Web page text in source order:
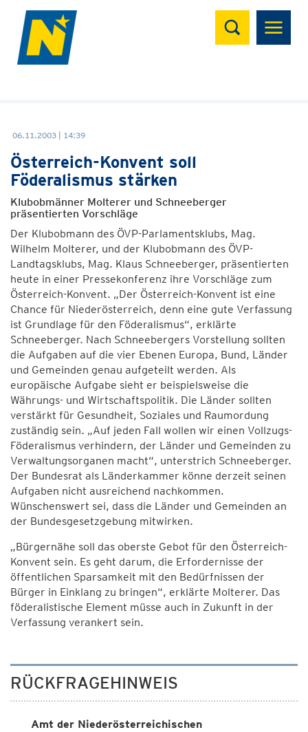
Suchen
06.11.2003 | 14:39
Österreich-Konvent soll
Föderalismus stärken
Klubobmänner Molterer und Schneeberger
präsentierten Vorschläge
Der Klubobmann des ÖVP-Parlamentsklubs, Mag.
Wilhelm Molterer, und der Klubobmann des ÖVP-
Landtagsklubs, Mag. Klaus Schneeberger, präsentierten
heute in einer Pressekonferenz ihre Vorschläge zum
Österreich-Konvent. „Der Österreich-Konvent ist eine
Chance für Niederösterreich, denn eine gute Verfassung
ist Grundlage für den Föderalismus“, erklärte
Schneeberger. Nach Schneebergers Vorstellung sollten
die Aufgaben auf die vier Ebenen Europa, Bund, Länder
und Gemeinden genau aufgeteilt werden. Als
europäische Aufgabe sieht er beispielsweise die
Währungs- und Wirtschaftspolitik. Die Länder sollten
verstärkt für Gesundheit, Soziales und Raumordung
zuständig sein. „Auf jeden Fall wollen wir einen Vollzugs-
Föderalismus verhindern, der Länder und Gemeinden zu
Verwaltungsorganen macht“, unterstrich Schneeberger.
Der Bundesrat als Länderkammer könne derzeit seinen
Aufgaben nicht ausreichend nachkommen.
Wünschenswert sei, dass die Länder und Gemeinden an
der Bundesgesetzgebung mitwirken.
„Bürgernähe soll das oberste Gebot für den Österreich-
Konvent sein. Es geht darum, die Erfordernisse der
öffentlichen Sparsamkeit mit den Bedürfnissen der
Bürger in Einklang zu bringen“, erklärte Molterer. Das
föderalistische Element müsse auch in Zukunft in der
Verfassung verankert sein.
RÜCKFRAGEHINWEIS
Amt der Niederösterreichischen